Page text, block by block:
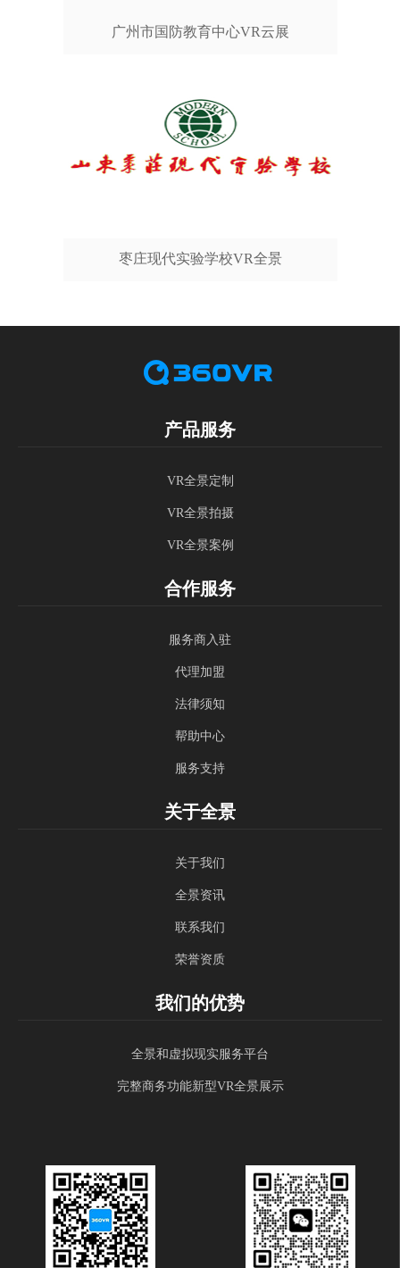
广州市国防教育中心VR云展
枣庄现代实验学校VR全景
产品服务
VR全景定制
VR全景拍摄
VR全景案例
合作服务
服务商入驻
代理加盟
法律须知
帮助中心
服务支持
关于全景
关于我们
全景资讯
联系我们
荣誉资质
我们的优势
全景和虚拟现实服务平台
完整商务功能新型VR全景展示